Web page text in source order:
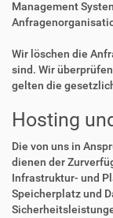
Management
Wir löschen die
sind. Wir
gelten die
Hosting
Die von uns in
dienen der
Infrastruktur- und
Speicherplatz und